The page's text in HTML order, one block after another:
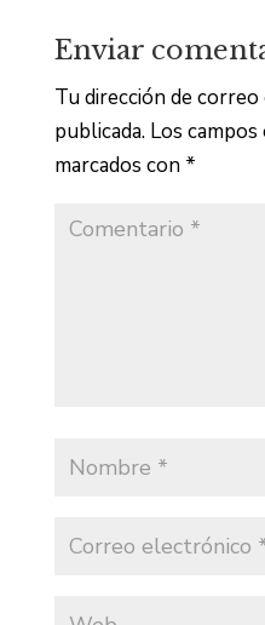
Enviar
Tu dirección de
publicada. Los
marcados con *